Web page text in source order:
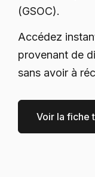
(GSOC).
Accédez
provenant de
sans avoir à
Voir la fiche